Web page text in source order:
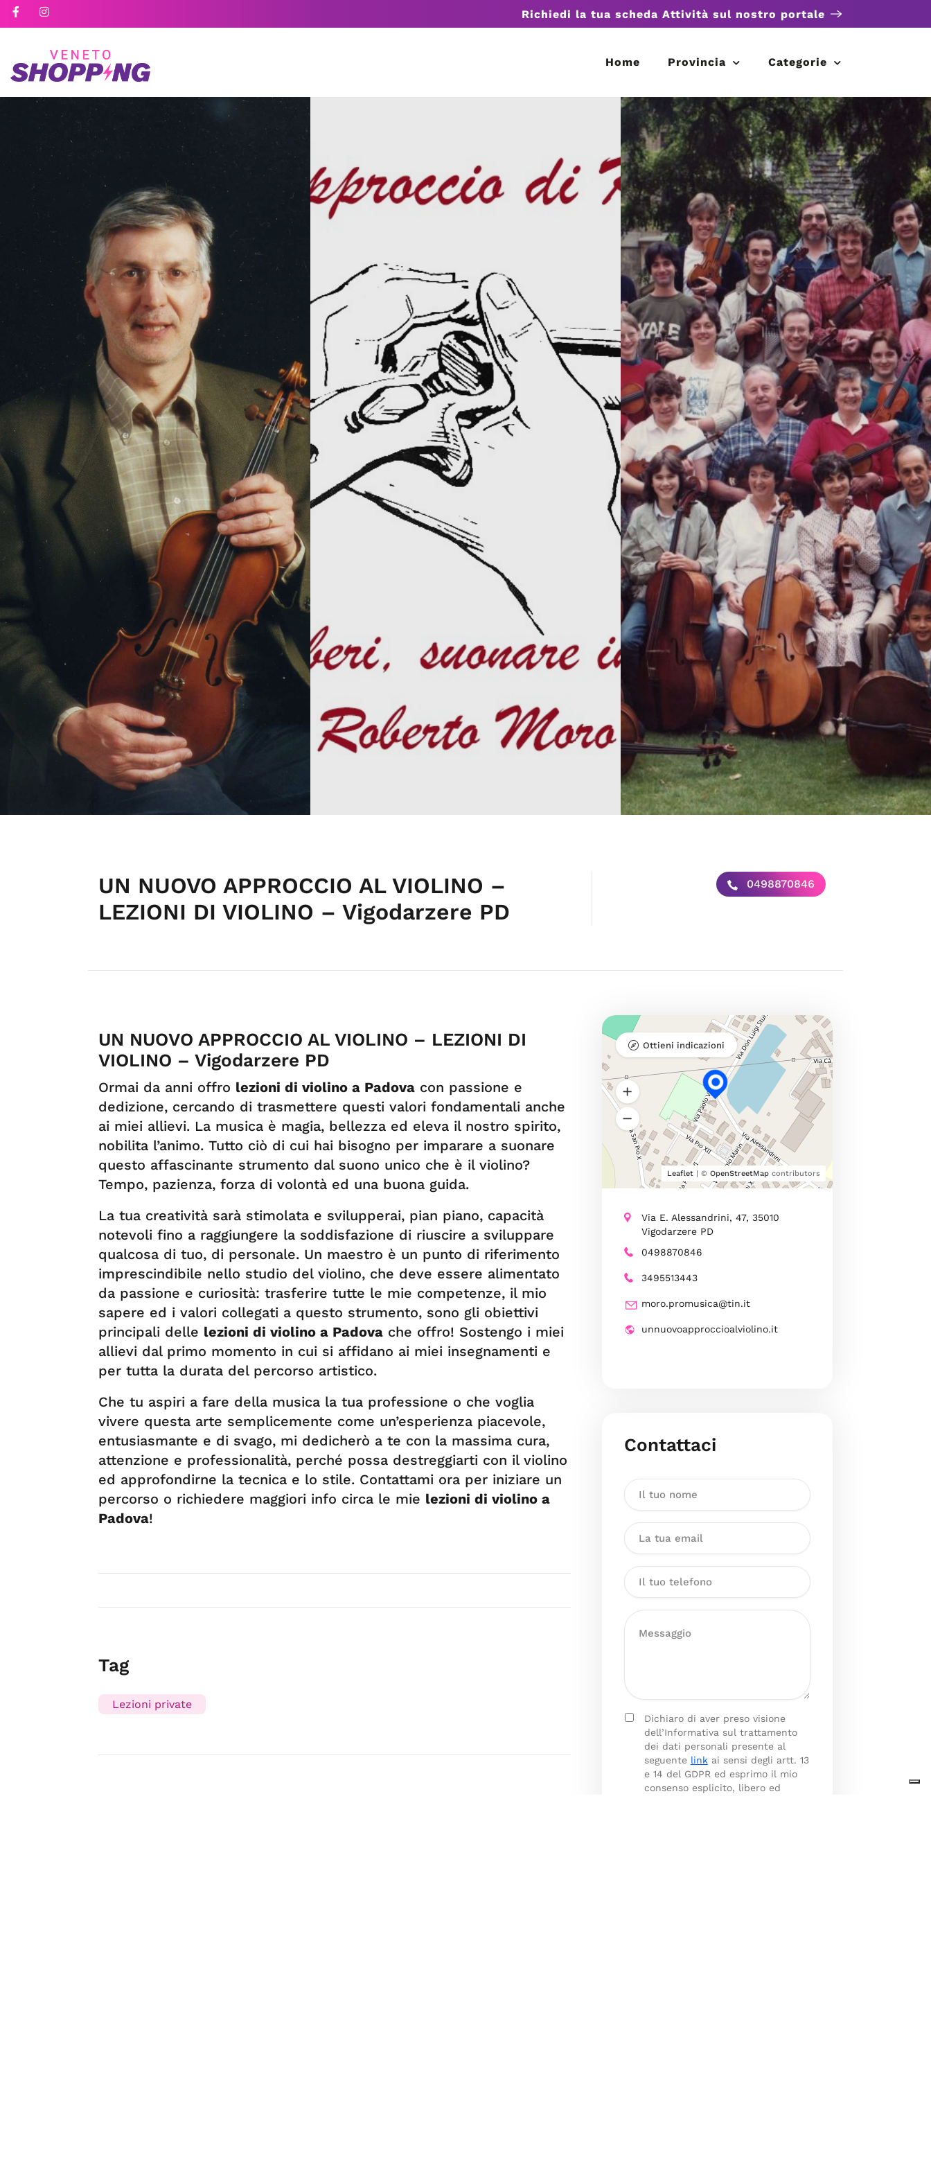
Richiedi la tua scheda Attività sul nostro portale
Home Provincia Categorie
UN NUOVO APPROCCIO AL VIOLINO –
LEZIONI DI VIOLINO – Vigodarzere PD
0498870846
UN NUOVO APPROCCIO AL VIOLINO – LEZIONI DI
VIOLINO – Vigodarzere PD
Ormai da anni offro lezioni di violino a Padova con passione e
dedizione, cercando di trasmettere questi valori fondamentali anche
ai miei allievi. La musica è magia, bellezza ed eleva il nostro spirito,
nobilita l’animo. Tutto ciò di cui hai bisogno per imparare a suonare
questo affascinante strumento dal suono unico che è il violino?
Tempo, pazienza, forza di volontà ed una buona guida.
La tua creatività sarà stimolata e svilupperai, pian piano, capacità
notevoli fino a raggiungere la soddisfazione di riuscire a sviluppare
qualcosa di tuo, di personale. Un maestro è un punto di riferimento
imprescindibile nello studio del violino, che deve essere alimentato
da passione e curiosità: trasferire tutte le mie competenze, il mio
sapere ed i valori collegati a questo strumento, sono gli obiettivi
principali delle lezioni di violino a Padova che offro! Sostengo i miei
allievi dal primo momento in cui si affidano ai miei insegnamenti e
per tutta la durata del percorso artistico.
Che tu aspiri a fare della musica la tua professione o che voglia
vivere questa arte semplicemente come un’esperienza piacevole,
entusiasmante e di svago, mi dedicherò a te con la massima cura,
attenzione e professionalità, perché possa destreggiarti con il violino
ed approfondirne la tecnica e lo stile. Contattami ora per iniziare un
percorso o richiedere maggiori info circa le mie lezioni di violino a
Padova!
Tag
Lezioni private
Leaflet| © OpenStreetMapcontributors
Ottieni indicazioni
Via E. Alessandrini, 47, 35010
Vigodarzere PD
0498870846
3495513443
moro.promusica@tin.it
unnuovoapproccioalviolino.it
Contattaci
Dichiaro di aver preso visione
dell’Informativa sul trattamento
dei dati personali presente al
seguente linkai sensi degli artt. 13
e 14 del GDPR ed esprimo il mio
consenso esplicito, libero ed